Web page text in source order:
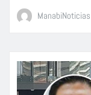
ManabiNoticias